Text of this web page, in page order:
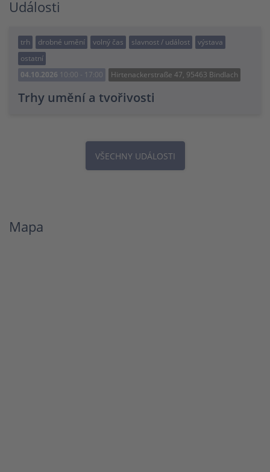
Události
trh drobné umění volný čas slavnost / událost
výstava
ostatní
04.10.2026 10:00 - 17:00 Hirtenackerstraße 47, 95463 Bindlach
Trhy umění a tvořivosti
VŠECHNY UDÁLOSTI
Mapa